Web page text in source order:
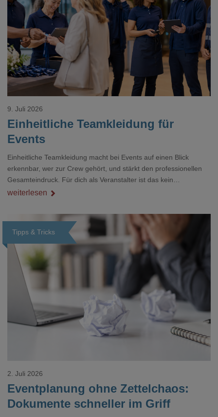
Loading...
Einheitliche Teamkleidung für
Events
9. Juli 2026
Einheitliche Teamkleidung macht bei Events auf einen Blick
erkennbar, wer zur Crew gehört, und stärkt den professionellen
Gesamteindruck. Für dich als Veranstalter ist das kein
Nebenthema: Bei Textilien mit Stickerei oder mehreren
weiterlesen
Tipps & Tricks
Loading...
Eventplanung ohne Zettelchaos:
Dokumente schneller im Griff
2. Juli 2026